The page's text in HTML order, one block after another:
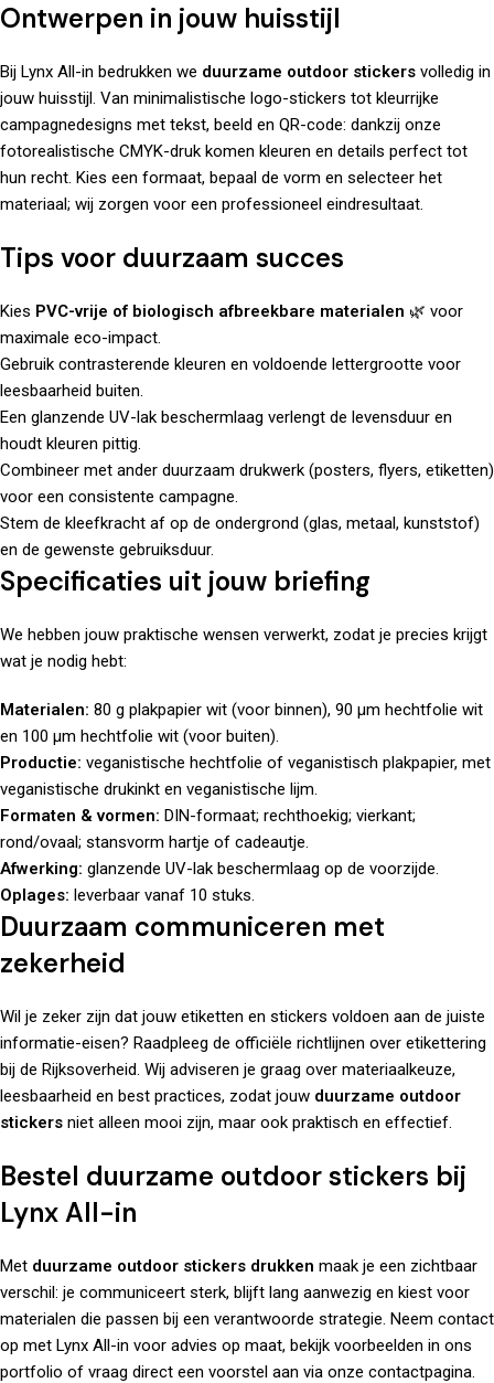
Ontwerpen in jouw huisstijl
Bij Lynx All-in bedrukken we duurzame outdoor stickers volledig in
jouw huisstijl. Van minimalistische logo-stickers tot kleurrijke
campagnedesigns met tekst, beeld en QR-code: dankzij onze
fotorealistische CMYK-druk komen kleuren en details perfect tot
hun recht. Kies een formaat, bepaal de vorm en selecteer het
materiaal; wij zorgen voor een professioneel eindresultaat.
Tips voor duurzaam succes
Kies PVC-vrije of biologisch afbreekbare materialen 🌿 voor
maximale eco-impact.
Gebruik contrasterende kleuren en voldoende lettergrootte voor
leesbaarheid buiten.
Een glanzende UV-lak beschermlaag verlengt de levensduur en
houdt kleuren pittig.
Combineer met ander duurzaam drukwerk (posters, flyers, etiketten)
voor een consistente campagne.
Stem de kleefkracht af op de ondergrond (glas, metaal, kunststof)
en de gewenste gebruiksduur.
Specificaties uit jouw briefing
We hebben jouw praktische wensen verwerkt, zodat je precies krijgt
wat je nodig hebt:
Materialen: 80 g plakpapier wit (voor binnen), 90 µm hechtfolie wit
en 100 µm hechtfolie wit (voor buiten).
Productie: veganistische hechtfolie of veganistisch plakpapier, met
veganistische drukinkt en veganistische lijm.
Formaten & vormen: DIN-formaat; rechthoekig; vierkant;
rond/ovaal; stansvorm hartje of cadeautje.
Afwerking: glanzende UV-lak beschermlaag op de voorzijde.
Oplages: leverbaar vanaf 10 stuks.
Duurzaam communiceren met
zekerheid
Wil je zeker zijn dat jouw etiketten en stickers voldoen aan de juiste
informatie-eisen? Raadpleeg de officiële richtlijnen over etikettering
bij de Rijksoverheid. Wij adviseren je graag over materiaalkeuze,
leesbaarheid en best practices, zodat jouw duurzame outdoor
stickers niet alleen mooi zijn, maar ook praktisch en effectief.
Bestel duurzame outdoor stickers bij
Lynx All-in
Met duurzame outdoor stickers drukken maak je een zichtbaar
verschil: je communiceert sterk, blijft lang aanwezig en kiest voor
materialen die passen bij een verantwoorde strategie. Neem contact
op met Lynx All-in voor advies op maat, bekijk voorbeelden in ons
portfolio of vraag direct een voorstel aan via onze contactpagina.